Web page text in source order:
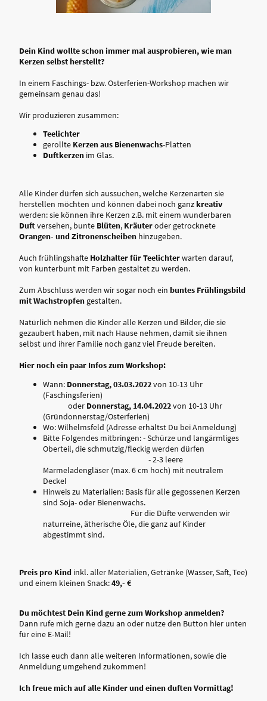
Dein Kind wollte schon immer mal ausprobieren, wie man
Kerzen selbst herstellt?
In einem Faschings- bzw. Osterferien-Workshop machen wir
gemeinsam genau das!
Wir produzieren zusammen:
Teelichter
gerollte Kerzen aus Bienenwachs-Platten
Duftkerzen im Glas.
Alle Kinder dürfen sich aussuchen, welche Kerzenarten sie
herstellen möchten und können dabei noch ganz kreativ
werden: sie können ihre Kerzen z.B. mit einem wunderbaren
Duftversehen, bunte Blüten, Kräuteroder getrocknete
Orangen- und Zitronenscheiben hinzugeben.
Auch frühlingshafte Holzhalter für Teelichterwarten darauf,
von kunterbunt mit Farben gestaltet zu werden.
Zum Abschluss werden wir sogar noch ein buntes Frühlingsbild
mit Wachstropfen gestalten.
Natürlich nehmen die Kinder alle Kerzen und Bilder, die sie
gezaubert haben, mit nach Hause nehmen, damit sie ihnen
selbst und ihrer Familie noch ganz viel Freude bereiten.
Hier noch ein paar Infos zum Workshop:
Wann: Donnerstag, 03.03.2022von 10-13 Uhr
(Faschingsferien)
oder Donnerstag, 14.04.2022von 10-13 Uhr
(Gründonnerstag/Osterferien)
Wo: Wilhelmsfeld (Adresse erhältst Du bei Anmeldung)
Bitte Folgendes mitbringen: - Schürze und langärmliges
Oberteil, die schmutzig/fleckig werden dürfen
- 2-3 leere
Marmeladengläser (max. 6 cm hoch) mit neutralem
Deckel
Hinweis zu Materialien: Basis für alle gegossenen Kerzen
sind Soja- oder Bienenwachs.
Für die Düfte verwenden wir
naturreine, ätherische Öle, die ganz auf Kinder
abgestimmt sind.
Preis pro Kind inkl. aller Materialien, Getränke (Wasser, Saft, Tee)
und einem kleinen Snack:49,- €
Du möchtest Dein Kind gerne zum Workshop anmelden?
Dann rufe mich gerne dazu an oder nutze den Button hier unten
für eine E-Mail!
Ich lasse euch dann alle weiteren Informationen, sowie die
Anmeldung umgehend zukommen!
Ich freue mich auf alle Kinder und einen duften Vormittag!